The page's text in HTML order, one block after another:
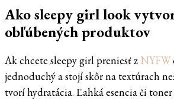
Ako sleepy girl look
obľúbených produktov
Ak chcete sleepy girl preniesť zNYFW
jednoduchý a stojí skôr na textúrach
tvorí hydratácia. Ľahká esencia či